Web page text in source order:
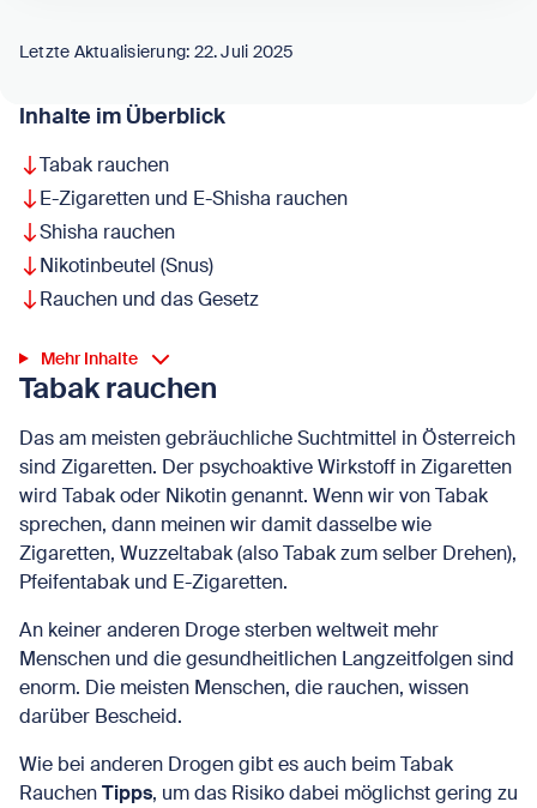
Letzte Aktualisierung: 22. Juli 2025
Inhalte im Überblick
Tabak rauchen
E-Zigaretten und E-Shisha rauchen
Shisha rauchen
Nikotinbeutel (Snus)
Rauchen und das Gesetz
Mehr Inhalte
Tabak rauchen
Das am meisten gebräuchliche Suchtmittel in Österreich
sind Zigaretten. Der psychoaktive Wirkstoff in Zigaretten
wird Tabak oder Nikotin genannt. Wenn wir von Tabak
sprechen, dann meinen wir damit dasselbe wie
Zigaretten, Wuzzeltabak (also Tabak zum selber Drehen),
Pfeifentabak und E-Zigaretten.
An keiner anderen Droge sterben weltweit mehr
Menschen und die gesundheitlichen Langzeitfolgen sind
enorm. Die meisten Menschen, die rauchen, wissen
darüber Bescheid.
Wie bei anderen Drogen gibt es auch beim Tabak
RauchenTipps, um das Risiko dabei möglichst gering zu